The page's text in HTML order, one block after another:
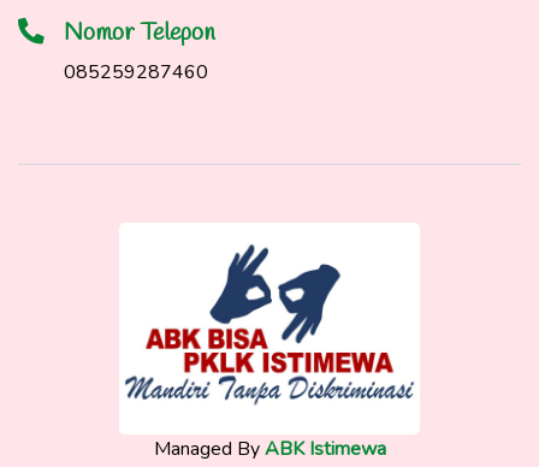
Nomor Telepon
085259287460
Managed ByABK Istimewa